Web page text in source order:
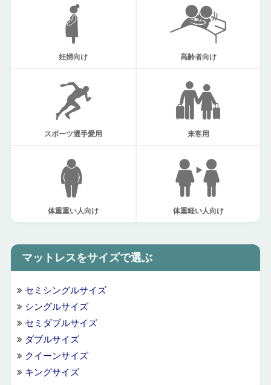
妊婦向け 高齢者向け
スポーツ選手愛用 来客用
体重重い人向け 体重軽い人向け
マットレスをサイズで選ぶ
セミシングルサイズ
シングルサイズ
セミダブルサイズ
ダブルサイズ
クイーンサイズ
キングサイズ